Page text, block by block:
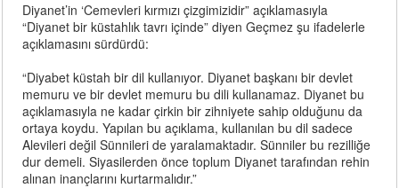
Diyanet’in ‘Cemevleri kırmızı çizgimizidir” açıklamasıyla
“Diyanet bir küstahlık tavrı içinde” diyen Geçmez şu ifadelerle
açıklamasını sürdürdü:
“Diyabet küstah bir dil kullanıyor. Diyanet başkanı bir devlet
memuru ve bir devlet memuru bu dili kullanamaz. Diyanet bu
açıklamasıyla ne kadar çirkin bir zihniyete sahip olduğunu da
ortaya koydu. Yapılan bu açıklama, kullanılan bu dil sadece
Alevileri değil Sünnileri de yaralamaktadır. Sünniler bu rezilliğe
dur demeli. Siyasilerden önce toplum Diyanet tarafından rehin
alınan inançlarını kurtarmalıdır.”